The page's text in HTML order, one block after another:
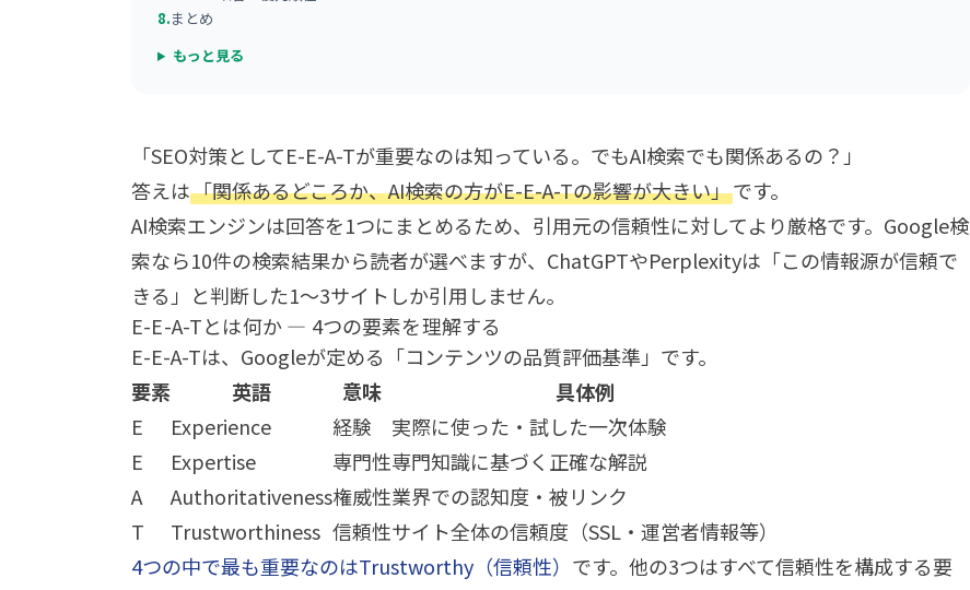
8.まとめ
もっと見る
「SEO対策としてE-E-A-Tが重要なのは知っている。でもAI検索でも関係あるの？」
答えは「関係あるどころか、AI検索の方がE-E-A-Tの影響が大きい」です。
AI検索エンジンは回答を1つにまとめるため、引用元の信頼性に対してより厳格です。Google検
索なら10件の検索結果から読者が選べますが、ChatGPTやPerplexityは「この情報源が信頼で
きる」と判断した1〜3サイトしか引用しません。
E-E-A-Tとは何か — 4つの要素を理解する
E-E-A-Tは、Googleが定める「コンテンツの品質評価基準」です。
要素
英語 意味
具体例
E
Experience 経験
実際に使った・試した一次体験
E
Expertise 専門性専門知識に基づく正確な解説
A
Authoritativeness権威性業界での認知度・被リンク
T
Trustworthiness 信頼性サイト全体の信頼度（SSL・運営者情報等）
4つの中で最も重要なのはTrustworthy（信頼性） です。他の3つはすべて信頼性を構成する要